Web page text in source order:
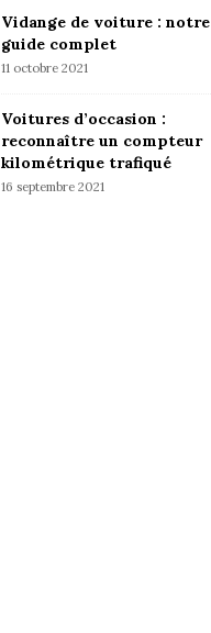
Vidange de voiture : notre
guide complet
11 octobre 2021
Voitures d’occasion :
reconnaître un compteur
kilométrique trafiqué
16 septembre 2021